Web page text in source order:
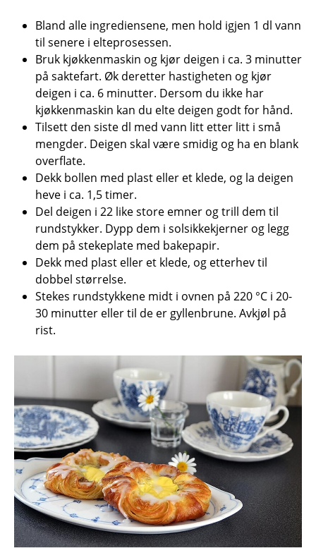
Bland alle ingrediensene, men hold igjen 1 dl vann
til senere i elteprosessen.
Bruk kjøkkenmaskin og kjør deigen i ca. 3 minutter
på saktefart. Øk deretter hastigheten og kjør
deigen i ca. 6 minutter. Dersom du ikke har
kjøkkenmaskin kan du elte deigen godt for hånd.
Tilsett den siste dl med vann litt etter litt i små
mengder. Deigen skal være smidig og ha en blank
overflate.
Dekk bollen med plast eller et klede, og la deigen
heve i ca. 1,5 timer.
Del deigen i 22 like store emner og trill dem til
rundstykker. Dypp dem i solsikkekjerner og legg
dem på stekeplate med bakepapir.
Dekk med plast eller et klede, og etterhev til
dobbel størrelse.
Stekes rundstykkene midt i ovnen på 220 °C i 20-
30 minutter eller til de er gyllenbrune. Avkjøl på
rist.